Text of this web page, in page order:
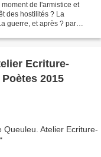
de l'armistice et
des hostilités ? La
guerre, et après ? par
Ecriture-
2015